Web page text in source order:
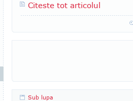
Citeste tot articolul
Sub lupa